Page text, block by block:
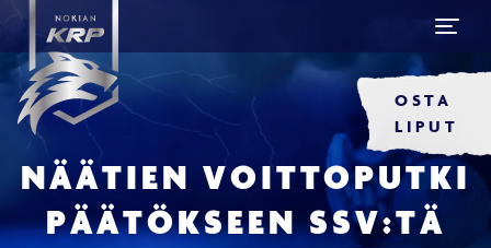
OSTA
LIPUT
NÄÄTIEN VOITTOPUTKI
PÄÄTÖKSEEN SSV:TÄ